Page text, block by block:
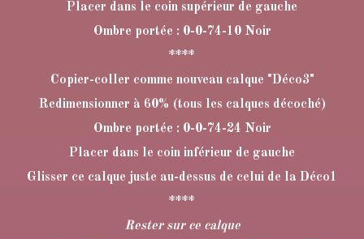
Placer dans le coin supérieur de gauche
Ombre portée : 0-0-74-10 Noir
****
Copier-coller comme nouveau calque "Déco3"
Redimensionner à 60% (tous les calques décoché)
Ombre portée : 0-0-74-24 Noir
Placer dans le coin inférieur de gauche
Glisser ce calque juste au-dessus de celui de la Déco1
****
Rester sur ce calque